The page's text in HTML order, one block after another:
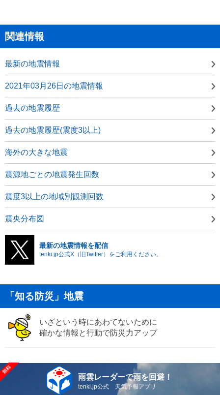
関連情報
最新の地震情報
2021年03月26日の地震情報
過去の地震履歴
過去の地震履歴(震度3以上)
海外の大きな地震
震源地ごとの地震発生回数
震度3以上の地域別観測回数
震央分布図
最新の地震情報を配信
tenki.jp公式X（旧Twitter）をご利用ください。
「知る防災」地震
いざという時にあわてないために
確かな情報と行動で防災力アップ
雨雲レーダーで雨を回避！
tenki.jp公式 天気予報アプリ